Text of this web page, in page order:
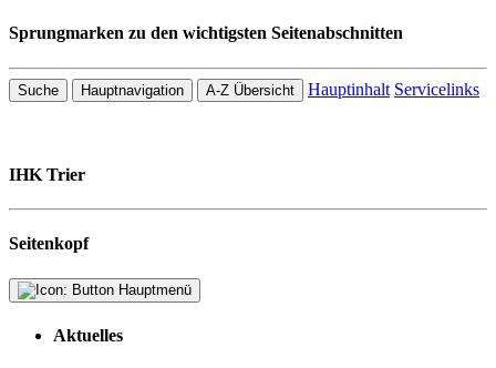
Sprungmarken zu den wichtigsten Seitenabschnitten
Suche Hauptnavigation A-Z Übersicht Hauptinhalt Servicelinks
IHK Trier
Seitenkopf
Aktuelles